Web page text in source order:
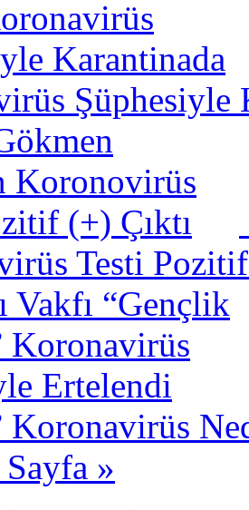
Şüphesiyle
Testi Pozitif
Koronavirüs
»